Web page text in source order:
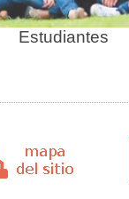
Estudiantes